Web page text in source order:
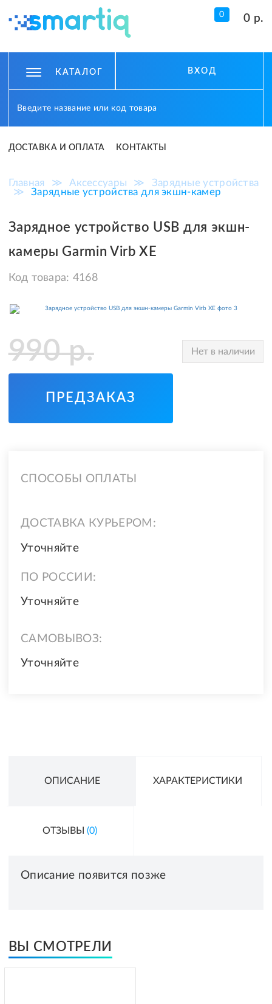
0 0 р.
КАТАЛОГ ВХОД
ДОСТАВКА И ОПЛАТА КОНТАКТЫ
Главная ≫ Аксессуары ≫
Зарядные устройства
≫
Зарядные устройства для экшн-камер
Зарядное устройство USB для экшн-
камеры Garmin Virb XE
Код товара: 4168
990р. Нет в наличии
ПРЕДЗАКАЗ
СПОСОБЫ ОПЛАТЫ
ДОСТАВКА КУРЬЕРОМ:
Уточняйте
ПО РОССИИ:
Уточняйте
САМОВЫВОЗ:
Уточняйте
ОПИСАНИЕ ХАРАКТЕРИСТИКИ
ОТЗЫВЫ (0)
Описание появится позже
ВЫ СМОТРЕЛИ